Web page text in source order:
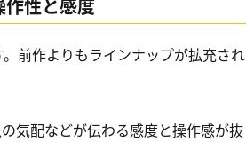
作性と感度
前作よりもラインナップが拡充され
気配などが伝わる感度と操作感が抜